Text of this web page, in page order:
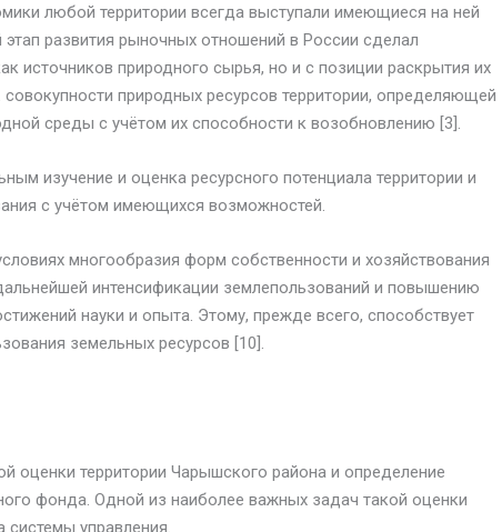
любой территории всегда выступали имеющиеся на ней
развития рыночных отношений в России сделал
источников природного сырья, но и с позиции раскрытия их
природных ресурсов территории, определяющей
среды с учётом их способности к возобновлению [3].
изучение и оценка ресурсного потенциала территории и
с учётом имеющихся возможностей.
многообразия форм собственности и хозяйствования
интенсификации землепользований и повышению
науки и опыта. Этому, прежде всего, способствует
земельных ресурсов [10].
оценки территории Чарышского района и определение
фонда. Одной из наиболее важных задач такой оценки
системы управления.